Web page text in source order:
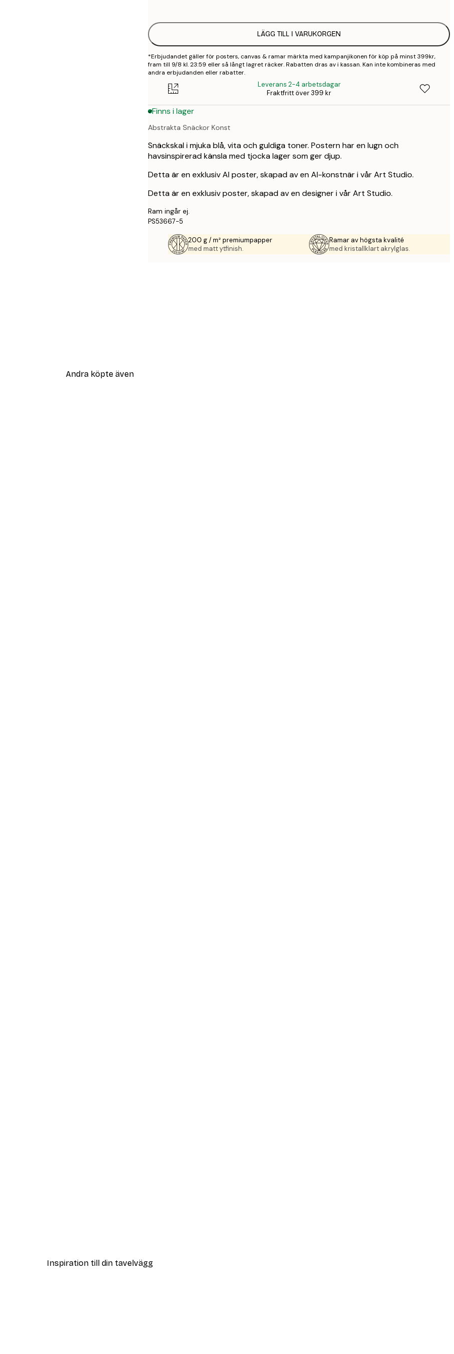
LÄGG TILL I VARUKORGEN
*Erbjudandet gäller för posters, canvas & ramar märkta med kampanjikonen för köp på minst 399kr,
fram till 9/8 kl. 23:59 eller så långt lagret räcker. Rabatten dras av i kassan. Kan inte kombineras med
andra erbjudanden eller rabatter.
Leverans 2-4 arbetsdagar
Fraktfritt över 399 kr
Finns i lager
Abstrakta Snäckor Konst
Snäckskal i mjuka blå, vita och guldiga toner. Postern har en lugn och
havsinspirerad känsla med tjocka lager som ger djup.
Detta är en exklusiv AI poster, skapad av en AI-konstnär i vår Art Studio.
Detta är en exklusiv poster, skapad av en designer i vår Art Studio.
Ram ingår ej.
PS53667-5
200 g / m² premiumpapper
med matt ytfinish.
Ramar av högsta kvalité
med kristallklart akrylglas.
Andra köpte även
Inspiration till din tavelvägg